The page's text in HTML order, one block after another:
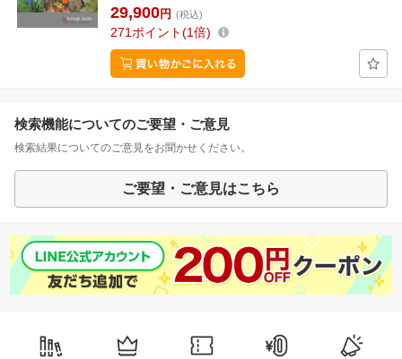
29,900円 (税込)
271 ポイント 1倍
検索機能についてのご要望・ご意見
検索結果についてのご意見をお聞かせください。
ご要望・ご意見はこちら